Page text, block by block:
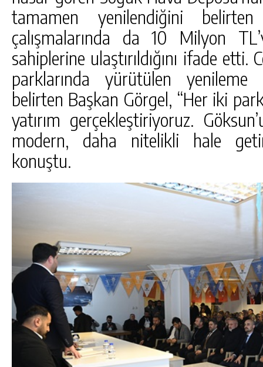
tamamen yenilendiğini
çalışmalarında da 10 Milyon
sahiplerine ulaştırıldığını ifade
parklarında yürütülen yenileme
belirten Başkan Görgel, “Her iki
yatırım gerçekleştiriyoruz.
modern, daha nitelikli hale
konuştu.